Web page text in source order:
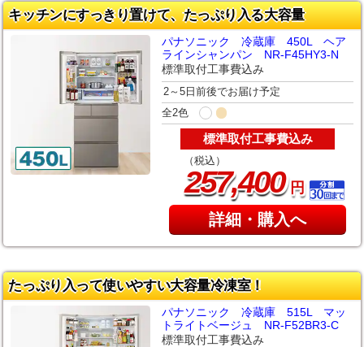
キッチンにすっきり置けて、たっぷり入る大容量
パナソニック 冷蔵庫 450L ヘア
ラインシャンパン NR-F45HY3-N
標準取付工事費込み
2～5日前後でお届け予定
全2色
標準取付工事費込み
（税込）
257,400円
詳細・購入へ
たっぷり入って使いやすい大容量冷凍室！
パナソニック 冷蔵庫 515L マッ
トライトベージュ NR-F52BR3-C
標準取付工事費込み